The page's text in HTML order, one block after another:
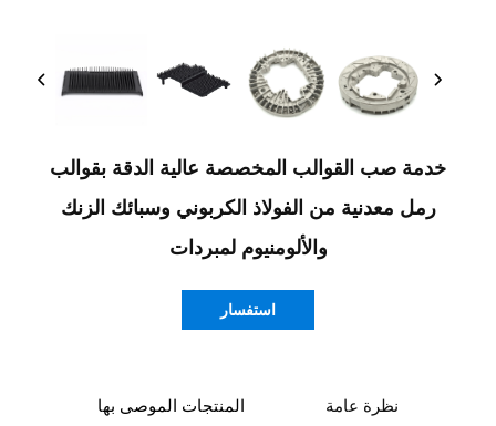
خدمة صب القوالب المخصصة عالية الدقة بقوالب
رمل معدنية من الفولاذ الكربوني وسبائك الزنك
والألومنيوم لمبردات
استفسار
نظرة عامة المنتجات الموصى بها